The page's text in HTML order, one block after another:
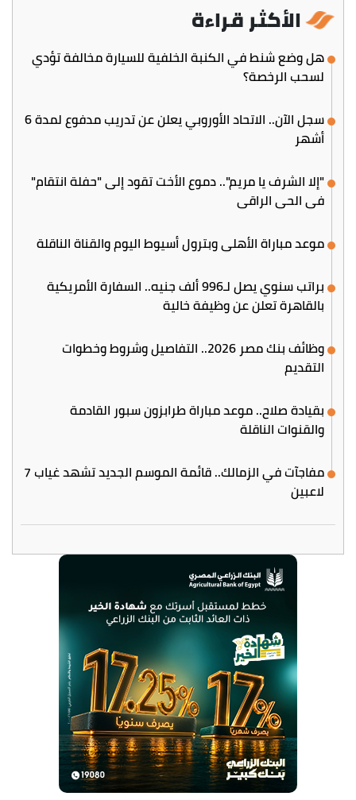
الأكثر قراءة
هل وضع شنط في الكنبة الخلفية للسيارة مخالفة تؤدي
لسحب الرخصة؟
سجل الآن.. الاتحاد الأوروبي يعلن عن تدريب مدفوع لمدة 6
أشهر
"إلا الشرف يا مريم".. دموع الأخت تقود إلى "حفلة انتقام"
في الحي الراقي
موعد مباراة الأهلي وبترول أسيوط اليوم والقناة الناقلة
براتب سنوي يصل لـ996 ألف جنيه.. السفارة الأمريكية
بالقاهرة تعلن عن وظيفة خالية
وظائف بنك مصر 2026.. التفاصيل وشروط وخطوات
التقديم
بقيادة صلاح.. موعد مباراة طرابزون سبور القادمة
والقنوات الناقلة
مفاجآت في الزمالك.. قائمة الموسم الجديد تشهد غياب 7
لاعبين